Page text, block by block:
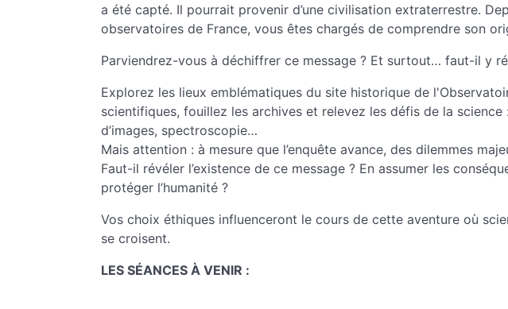
a été capté. Il pourrait provenir d’une civilisation extraterrestre.
observatoires de France, vous êtes chargés de comprendre son
Parviendrez-vous à déchiffrer ce message ? Et surtout… faut-il y
Explorez les lieux emblématiques du site historique de
scientifiques, fouillez les archives et relevez les défis de la science
d’images, spectroscopie…
Mais attention : à mesure que l’enquête avance, des dilemmes
Faut-il révéler l’existence de ce message ? En assumer les
protéger l’humanité ?
Vos choix éthiques influenceront le cours de cette aventure où
se croisent.
LES SÉANCES À VENIR :